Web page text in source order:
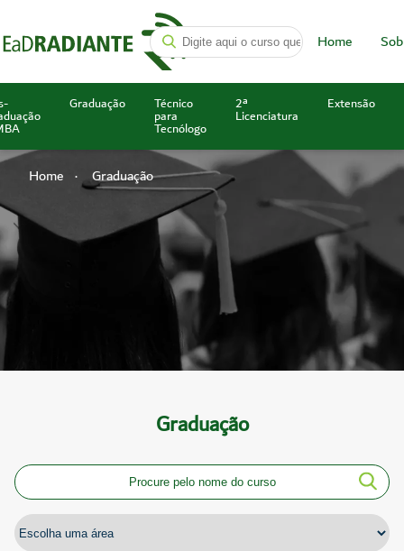
Home
Graduação Técnico
para
Tecnólogo
2ª
Licenciatura
Extensão
Home Graduação
Graduação